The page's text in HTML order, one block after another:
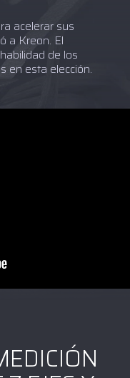
acelerar sus
a Kreon. El
de los
en esta elección.